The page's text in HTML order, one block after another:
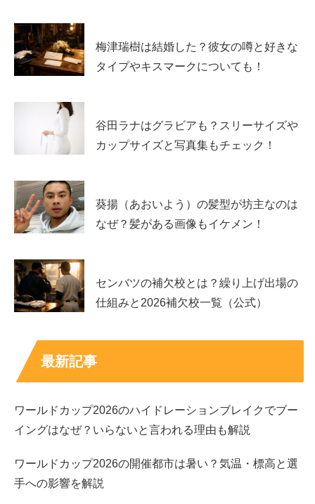
所属事務所
非公表（アーティストとして活動）
SNS
Instagram、X（アカウント名は本人発信を参照）
彫刻家の年収相場は？数字が出しにくい理由
彫刻家の収入は「会社員の給与」のように一律で語りにく
大きく、制作費や材料費などの経費も人によって違うか
ら。
円台が中心と言われますが、彫刻家は
頼、展示のギャラ、助成金、講師業など複数の収入源が混
ざります。
つまり
りやすい分野です。
白谷琢磨の年収はどれくらい？推測できる範囲で
試算
白谷琢磨さんの年収は公表されていないため、
梅津瑞樹は結婚した？彼女の噂と好きな
タイプやキスマークについても！
谷田ラナはグラビアも？スリーサイズや
カップサイズと写真集もチェック！
葵揚（あおいよう）の髪型が坊主なのは
なぜ？髪がある画像もイケメン！
センバツの補欠校とは？繰り上げ出場の
仕組みと2026補欠校一覧（公式）
最新記事
ワールドカップ2026のハイドレーションブレイクでブー
イングはなぜ？いらないと言われる理由も解説
ワールドカップ2026の開催都市は暑い？気温・標高と選
手への影響を解説